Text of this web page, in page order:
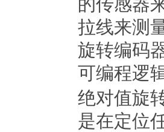
的传感器
拉线来测
旋转编码
可编程逻
绝对值旋
是在定位